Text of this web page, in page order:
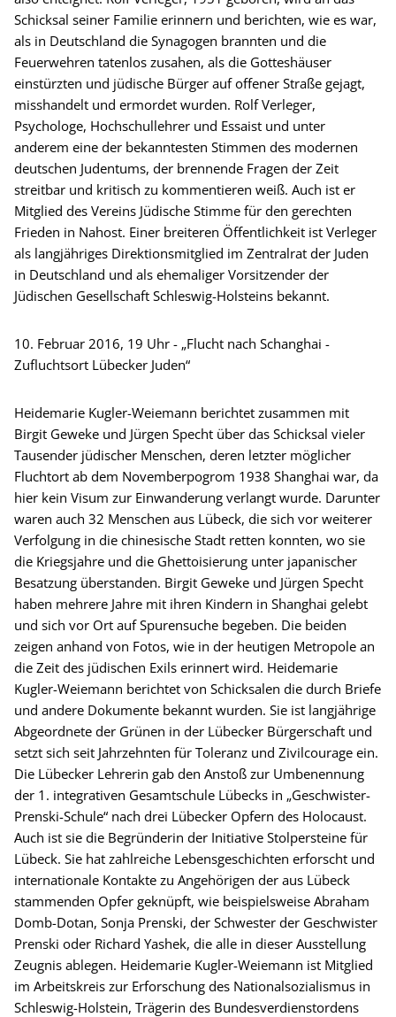
Schicksal seiner Familie erinnern und berichten, wie es war,
als in Deutschland die Synagogen brannten und die
Feuerwehren tatenlos zusahen, als die Gotteshäuser
einstürzten und jüdische Bürger auf offener Straße gejagt,
misshandelt und ermordet wurden. Rolf Verleger,
Psychologe, Hochschullehrer und Essaist und unter
anderem eine der bekanntesten Stimmen des modernen
deutschen Judentums, der brennende Fragen der Zeit
streitbar und kritisch zu kommentieren weiß. Auch ist er
Mitglied des Vereins Jüdische Stimme für den gerechten
Frieden in Nahost. Einer breiteren Öffentlichkeit ist Verleger
als langjähriges Direktionsmitglied im Zentralrat der Juden
in Deutschland und als ehemaliger Vorsitzender der
Jüdischen Gesellschaft Schleswig-Holsteins bekannt.
10. Februar 2016, 19 Uhr - „Flucht nach Schanghai -
Zufluchtsort Lübecker Juden“
Heidemarie Kugler-Weiemann berichtet zusammen mit
Birgit Geweke und Jürgen Specht über das Schicksal vieler
Tausender jüdischer Menschen, deren letzter möglicher
Fluchtort ab dem Novemberpogrom 1938 Shanghai war, da
hier kein Visum zur Einwanderung verlangt wurde. Darunter
waren auch 32 Menschen aus Lübeck, die sich vor weiterer
Verfolgung in die chinesische Stadt retten konnten, wo sie
die Kriegsjahre und die Ghettoisierung unter japanischer
Besatzung überstanden. Birgit Geweke und Jürgen Specht
haben mehrere Jahre mit ihren Kindern in Shanghai gelebt
und sich vor Ort auf Spurensuche begeben. Die beiden
zeigen anhand von Fotos, wie in der heutigen Metropole an
die Zeit des jüdischen Exils erinnert wird. Heidemarie
Kugler-Weiemann berichtet von Schicksalen die durch Briefe
und andere Dokumente bekannt wurden. Sie ist langjährige
Abgeordnete der Grünen in der Lübecker Bürgerschaft und
setzt sich seit Jahrzehnten für Toleranz und Zivilcourage ein.
Die Lübecker Lehrerin gab den Anstoß zur Umbenennung
der 1. integrativen Gesamtschule Lübecks in „Geschwister-
Prenski-Schule“ nach drei Lübecker Opfern des Holocaust.
Auch ist sie die Begründerin der Initiative Stolpersteine für
Lübeck. Sie hat zahlreiche Lebensgeschichten erforscht und
internationale Kontakte zu Angehörigen der aus Lübeck
stammenden Opfer geknüpft, wie beispielsweise Abraham
Domb-Dotan, Sonja Prenski, der Schwester der Geschwister
Prenski oder Richard Yashek, die alle in dieser Ausstellung
Zeugnis ablegen. Heidemarie Kugler-Weiemann ist Mitglied
im Arbeitskreis zur Erforschung des Nationalsozialismus in
Schleswig-Holstein, Trägerin des Bundesverdienstordens